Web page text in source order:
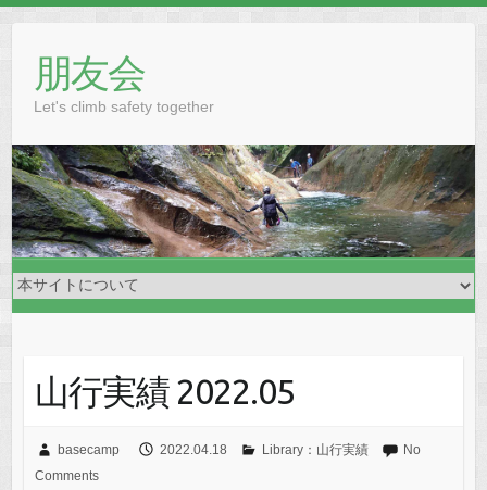
content朋友会
Let's climb safety together
山行実績 2022.05
basecamp 2022.04.18 Library：山行実績
No
Comments